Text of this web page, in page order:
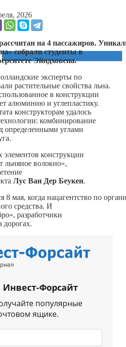
2026
на 4 пассажиров.
собрали студенты в
Эйндховена.
эксперты по
растительные свойства льна.
в конструкции
алюминию и углепластику.
конструкторам удалось
комбинирование
определенными углами
элементов конструкции
льняное волокно»,
Лус Ван Дер Беукен.
мая, когда нацагентство по
средства. И
разработчики
дорогах.
Инвест-Форсайт
популярные
ящике.